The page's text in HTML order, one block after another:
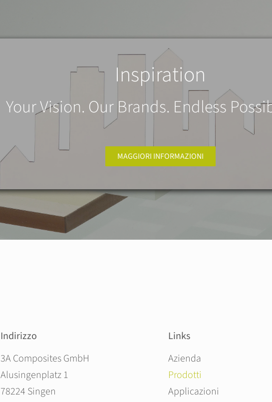
Inspiration
Your Vision. Our Brands. Endless
MAGGIORI INFORMAZIONI
Indirizzo
3A Composites GmbH
Alusingenplatz 1
78224 Singen
Links
Salta la navigazione
Azienda
Prodotti
Applicazioni